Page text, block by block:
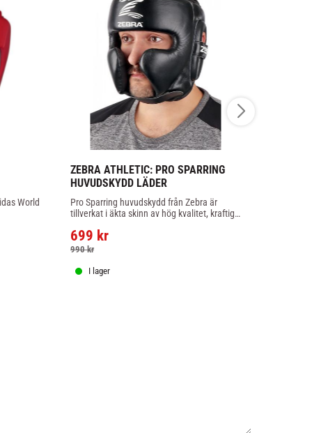
World
ZEBRA ATHLETIC: PRO SPARRING
HUVUDSKYDD LÄDER
Pro Sparring huvudskydd från Zebra är
tillverkat i äkta skinn av hög kvalitet, kraftig
699 kr
990kr
I lager